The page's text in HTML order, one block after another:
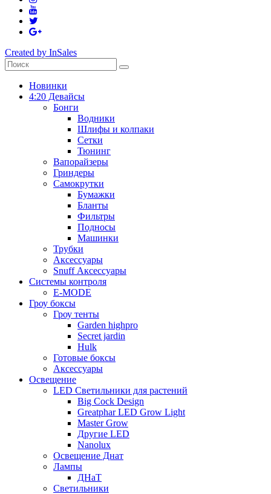
Created by InSales
Новинки
4:20 Девайсы
Бонги
Водники
Шлифы и колпаки
Сетки
Тюнинг
Вапорайзеры
Гриндеры
Самокрутки
Бумажки
Бланты
Фильтры
Подносы
Машинки
Трубки
Аксессуары
Snuff Аксессуары
Системы контроля
E-MODE
Гроу боксы
Гроу тенты
Garden highpro
Secret jardin
Hulk
Готовые боксы
Аксессуары
Освещение
LED Светильники для растений
Big Cock Design
Greatphar LED Grow Light
Master Grow
Другие LED
Nanolux
Освещение Днат
Лампы
ДНаТ
Светильники